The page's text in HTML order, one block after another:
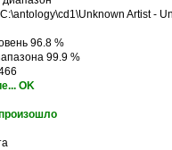
Artist -
96.8 %
99.9 %
OK